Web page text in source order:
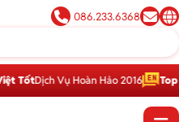
086.233.6368
Hảo 2016 Top 1Thương Hiệu